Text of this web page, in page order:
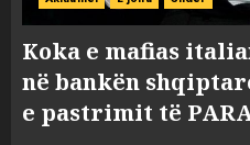
Koka e mafias
në bankën
e pastrimit të